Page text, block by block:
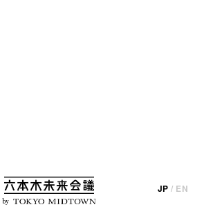
by
JP / EN